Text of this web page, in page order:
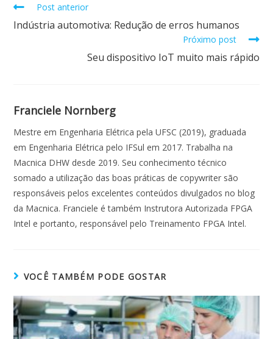
k p
Post anterior
Indústria automotiva: Redução de erros humanos
Próximo post
Seu dispositivo IoT muito mais rápido
Franciele Nornberg
Mestre em Engenharia Elétrica pela UFSC (2019), graduada
em Engenharia Elétrica pelo IFSul em 2017. Trabalha na
Macnica DHW desde 2019. Seu conhecimento técnico
somado a utilização das boas práticas de copywriter são
responsáveis pelos excelentes conteúdos divulgados no blog
da Macnica. Franciele é também Instrutora Autorizada FPGA
Intel e portanto, responsável pelo Treinamento FPGA Intel.
VOCÊ TAMBÉM PODE GOSTAR